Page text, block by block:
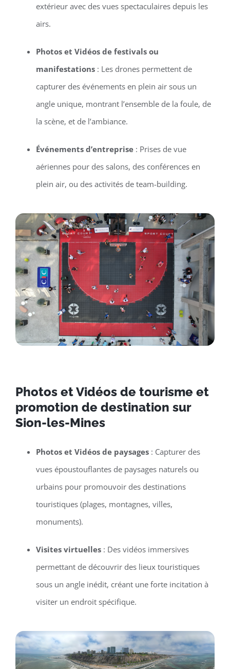
extérieur avec des vues spectaculaires depuis les
airs.
Photos et Vidéos de festivals ou
manifestations: Les drones permettent de
capturer des événements en plein air sous un
angle unique, montrant l’ensemble de la foule, de
la scène, et de l’ambiance.
Événements d’entreprise: Prises de vue
aériennes pour des salons, des conférences en
plein air, ou des activités de team-building.
Photos et Vidéos de tourisme et
promotion de destination sur
Sion-les-Mines
Photos et Vidéos de paysages: Capturer des
vues époustouflantes de paysages naturels ou
urbains pour promouvoir des destinations
touristiques (plages, montagnes, villes,
monuments).
Visites virtuelles: Des vidéos immersives
permettant de découvrir des lieux touristiques
sous un angle inédit, créant une forte incitation à
visiter un endroit spécifique.